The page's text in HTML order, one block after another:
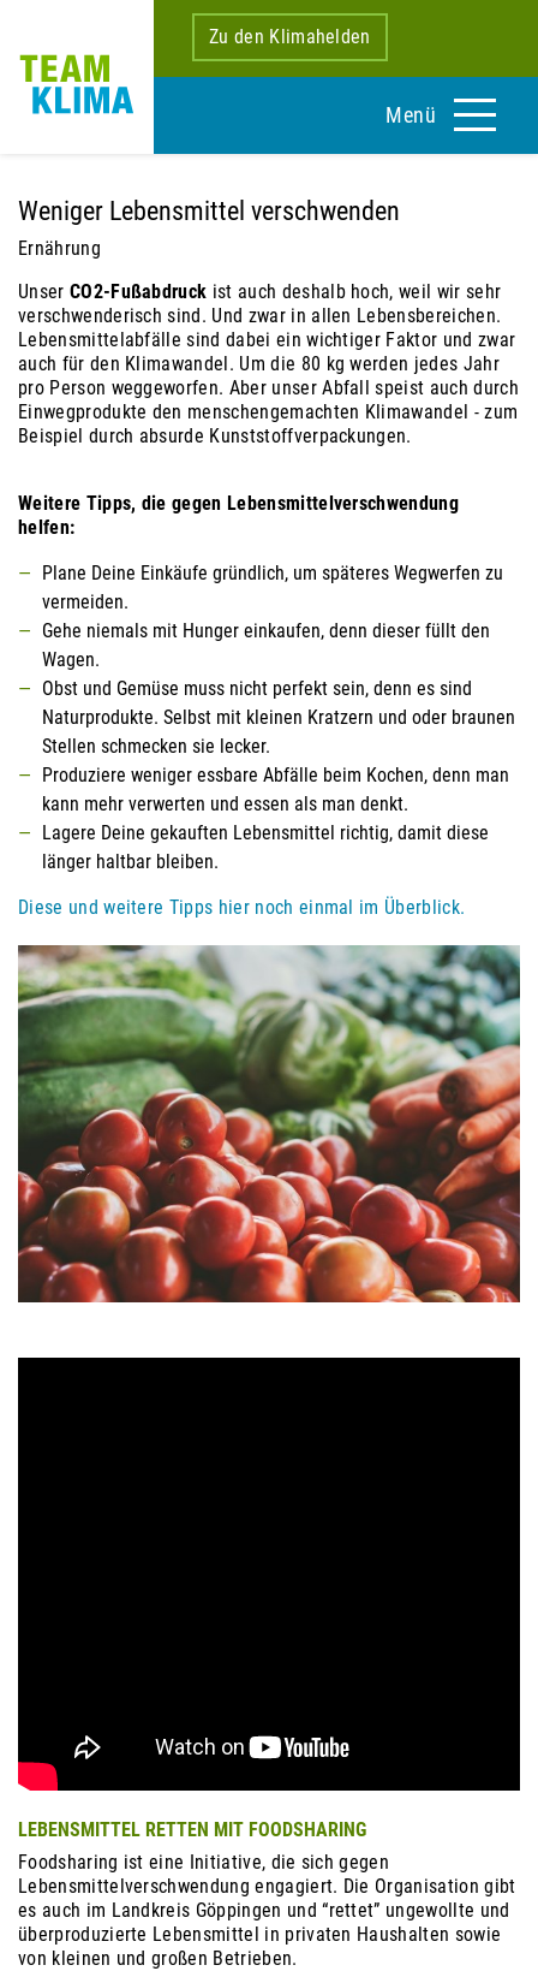
Zu den Klimahelden
Menü
Weniger Lebensmittel verschwenden
Ernährung
Unser CO2-Fußabdruck ist auch deshalb hoch, weil wir sehr
verschwenderisch sind. Und zwar in allen Lebensbereichen.
Lebensmittelabfälle sind dabei ein wichtiger Faktor und zwar
auch für den Klimawandel. Um die 80 kg werden jedes Jahr
pro Person weggeworfen. Aber unser Abfall speist auch durch
Einwegprodukte den menschengemachten Klimawandel - zum
Beispiel durch absurde Kunststoffverpackungen.
Weitere Tipps, die gegen Lebensmittelverschwendung
helfen:
Plane Deine Einkäufe gründlich, um späteres Wegwerfen zu
vermeiden.
Gehe niemals mit Hunger einkaufen, denn dieser füllt den
Wagen.
Obst und Gemüse muss nicht perfekt sein, denn es sind
Naturprodukte. Selbst mit kleinen Kratzern und oder braunen
Stellen schmecken sie lecker.
Produziere weniger essbare Abfälle beim Kochen, denn man
kann mehr verwerten und essen als man denkt.
Lagere Deine gekauften Lebensmittel richtig, damit diese
länger haltbar bleiben.
Diese und weitere Tipps hier noch einmal im Überblick.
LEBENSMITTEL RETTEN MIT FOODSHARING
Foodsharing ist eine Initiative, die sich gegen
Lebensmittelverschwendung engagiert. Die Organisation gibt
es auch im Landkreis Göppingen und “rettet” ungewollte und
überproduzierte Lebensmittel in privaten Haushalten sowie
von kleinen und großen Betrieben.